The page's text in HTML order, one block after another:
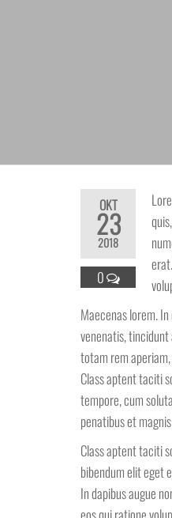
OKT
23
2018
0
Maecenas lorem.
venenatis,
totam rem
Class aptent taciti
tempore, cum
penatibus et
Class aptent taciti
bibendum elit eget
In dapibus augue